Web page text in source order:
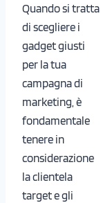
Quando si tratta
di scegliere i
gadget giusti
per la tua
campagna di
marketing, è
fondamentale
tenere in
considerazione
la clientela
target e gli